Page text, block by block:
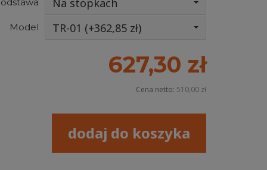
Na stopkach
Model TR-01 (+362,85 zł)
627,30 zł
Cena netto: 510,00 zł
dodaj do koszyka